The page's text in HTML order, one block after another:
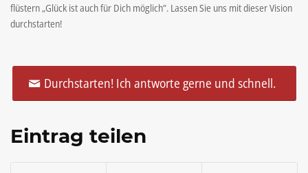
flüstern „Glück ist auch für Dich möglich“. Lassen Sie uns mit dieser Vision
durchstarten!
Durchstarten! Ich antworte gerne und schnell.
Eintrag teilen